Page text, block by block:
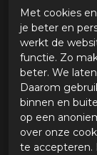
• Ritssluiting
• Eenvoudig
• Goede
Zool en grip
• Slijtvaste zool
• Goede grip op
• Stabiel bij
Met cookies
je beter en
werkt de
functie. Zo
beter. We
Daarom
binnen en
op een
over onze
te accepteren.